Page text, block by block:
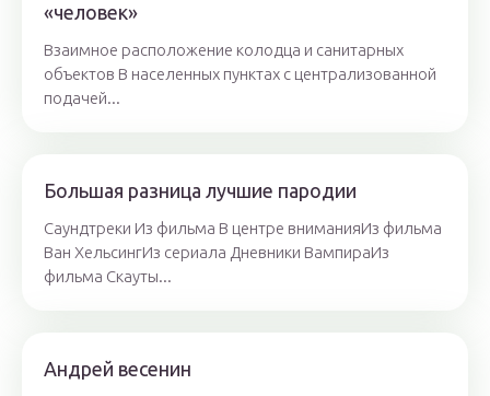
«человек»
Взаимное расположение колодца и санитарных
объектов В населенных пунктах с централизованной
подачей...
Большая разница лучшие пародии
Саундтреки Из фильма В центре вниманияИз фильма
Ван ХельсингИз сериала Дневники ВампираИз
фильма Скауты...
Андрей весенин